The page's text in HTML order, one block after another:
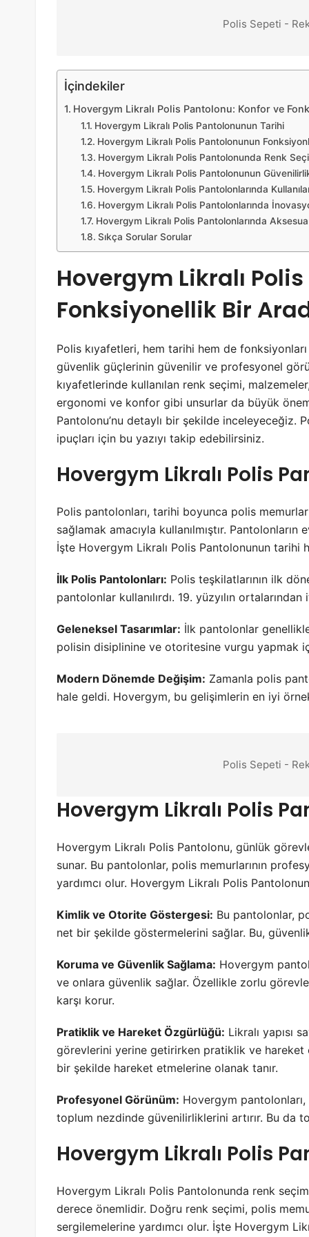
Polis Sepeti -
İçindekiler
Hovergym Likralı Polis Pantolonu: Konfor ve
Hovergym Likralı Polis Pantolonunun Tarihi
Hovergym Likralı Polis Pantolonunun
Hovergym Likralı Polis Pantolonunda Renk
Hovergym Likralı Polis Pantolonunun
Hovergym Likralı Polis Pantolonlarında
Hovergym Likralı Polis Pantolonlarında
Hovergym Likralı Polis Pantolonlarında
Sıkça Sorular Sorular
Hovergym Likralı
Fonksiyonellik Bir
Polis kıyafetleri, hem tarihi hem de
güvenlik güçlerinin güvenilir ve profesyonel
kıyafetlerinde kullanılan renk seçimi,
ergonomi ve konfor gibi unsurlar da büyük
Pantolonu’nu detaylı bir şekilde inceleyeceğiz.
ipuçları için bu yazıyı takip edebilirsiniz.
Hovergym Likralı Polis
Polis pantolonları, tarihi boyunca polis
sağlamak amacıyla kullanılmıştır.
İşte Hovergym Likralı Polis Pantolonunun tarihi
İlk Polis Pantolonları: Polis teşkilatlarının ilk
pantolonlar kullanılırdı. 19. yüzyılın
Geleneksel Tasarımlar: İlk pantolonlar genellikle
polisin disiplinine ve otoritesine vurgu yapmak
Modern Dönemde Değişim: Zamanla polis
hale geldi. Hovergym, bu gelişimlerin en iyi
Polis Sepeti -
Hovergym Likralı Polis
Hovergym Likralı Polis Pantolonu, günlük
sunar. Bu pantolonlar, polis memurlarının
yardımcı olur. Hovergym Likralı Polis
Kimlik ve Otorite Göstergesi: Bu pantolonlar,
net bir şekilde göstermelerini sağlar. Bu,
Koruma ve Güvenlik Sağlama: Hovergym
ve onlara güvenlik sağlar. Özellikle zorlu
karşı korur.
Pratiklik ve Hareket Özgürlüğü: Likralı yapısı
görevlerini yerine getirirken pratiklik ve hareket
bir şekilde hareket etmelerine olanak tanır.
Profesyonel Görünüm: Hovergym
toplum nezdinde güvenilirliklerini artırır. Bu da
Hovergym Likralı Polis
Hovergym Likralı Polis Pantolonunda renk
derece önemlidir. Doğru renk seçimi, polis
sergilemelerine yardımcı olur. İşte Hovergym